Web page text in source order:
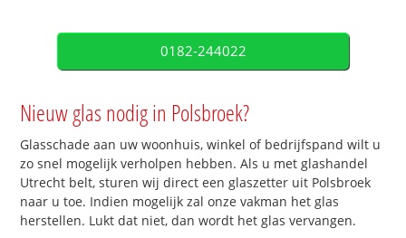
0182-244022
Nieuw glas nodig in Polsbroek?
Glasschade aan uw woonhuis, winkel of bedrijfspand wilt u
zo snel mogelijk verholpen hebben. Als u met glashandel
Utrecht belt, sturen wij direct een glaszetter uit Polsbroek
naar u toe. Indien mogelijk zal onze vakman het glas
herstellen. Lukt dat niet, dan wordt het glas vervangen.